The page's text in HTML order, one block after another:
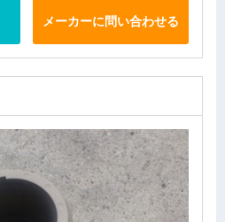
メーカーに問い合わせる